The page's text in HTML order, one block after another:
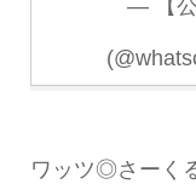
— 【
ワッツ◎さーく